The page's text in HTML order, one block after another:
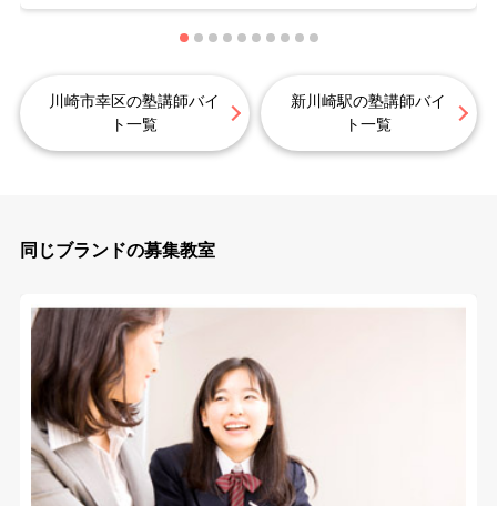
川崎市幸区の塾講師バイ
ト一覧
新川崎駅の塾講師バイ
ト一覧
同じブランドの募集教室